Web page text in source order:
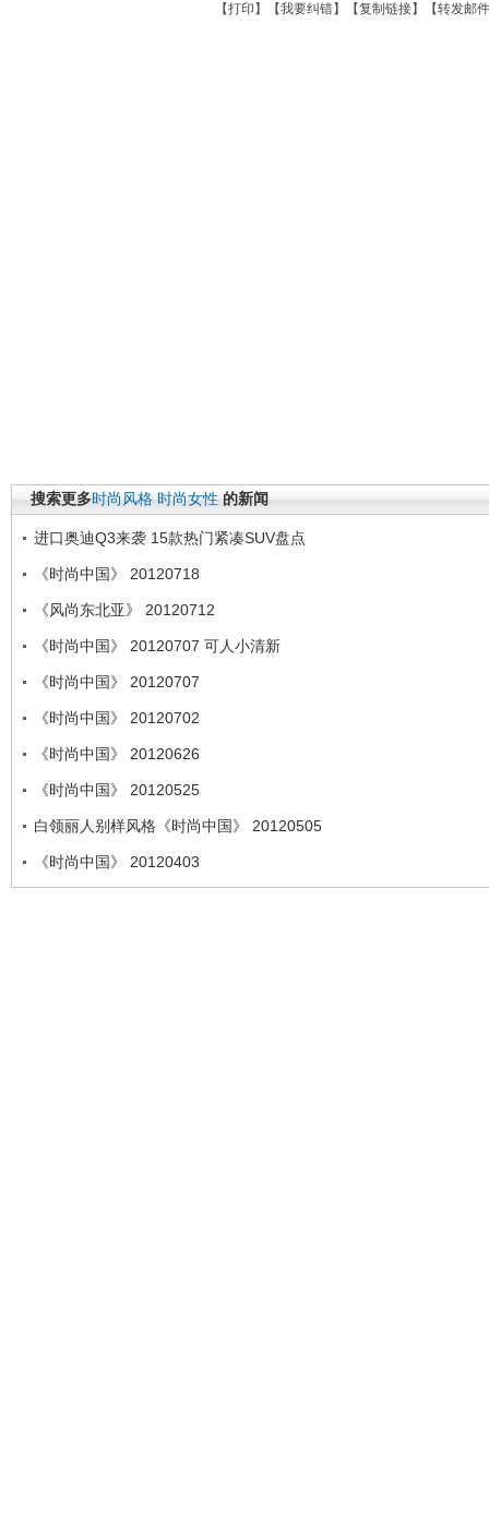
【打印 】【我要纠错】【复制链接】【转发邮件
搜索更多时尚风格 时尚女性 的新闻
进口奥迪Q3来袭 15款热门紧凑SUV盘点
《时尚中国》 20120718
《风尚东北亚》 20120712
《时尚中国》 20120707 可人小清新
《时尚中国》 20120707
《时尚中国》 20120702
《时尚中国》 20120626
《时尚中国》 20120525
白领丽人别样风格《时尚中国》 20120505
《时尚中国》 20120403